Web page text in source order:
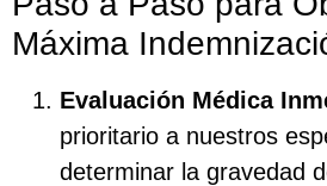
Máxima
Evaluación Médica
prioritario a nuestros
determinar la gravedad